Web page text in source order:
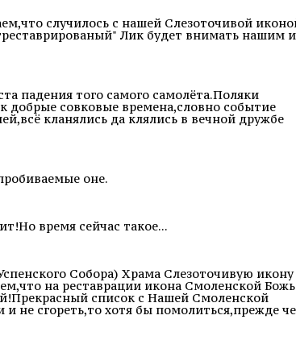
случилось с нашей Слезоточивой
Лик будет внимать нашим и
падения того самого самолёта.Поляки
добрые совковые времена,словно событие
кланялись да клялись в вечной дружбе
оне.
время сейчас такое...
Собора) Храма Слезоточивую икону
на реставрации икона Смоленской
список с Нашей Смоленской
и не сгореть,то хотя бы помолиться,прежде